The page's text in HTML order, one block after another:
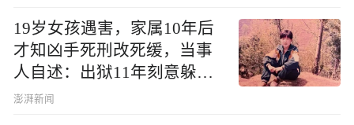
19岁女孩遇害，家属10年后
才知凶手死刑改死缓，当事
人自述：出狱11年刻意躲着
他们家
澎湃新闻